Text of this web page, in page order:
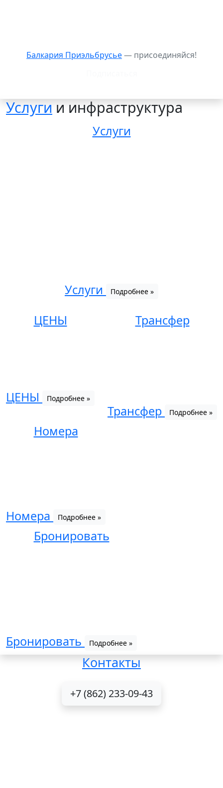
Балкария Приэльбрусье— присоединяйся!
Услугии инфраструктура
Услуги
Услуги Подробнее »
ЦЕНЫ
ЦЕНЫ Подробнее »
Трансфер
Трансфер Подробнее »
Номера
Номера Подробнее »
Бронировать
Бронировать Подробнее »
Контакты
+7 (862) 233-09-43